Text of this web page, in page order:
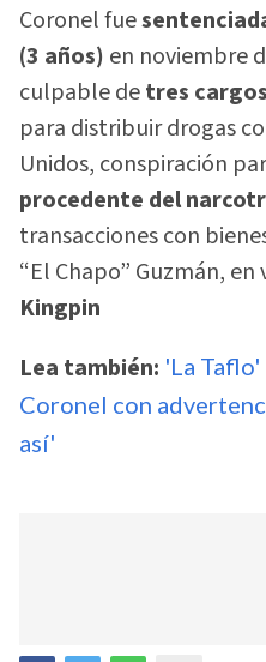
Coronel fue
(3 años) en noviembre
culpable detres
para distribuir drogas
Unidos, conspiración
procedente del
transacciones con
“El Chapo” Guzmán,
Kingpin
Lea también: 'La Taflo'
Coronel con
así'